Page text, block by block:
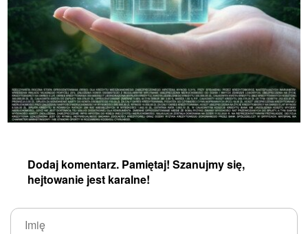
Dodaj komentarz. Pamiętaj! Szanujmy się,
hejtowanie jest karalne!